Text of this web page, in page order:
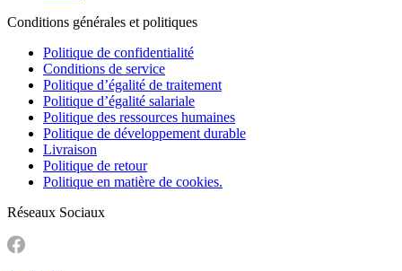
Conditions générales et politiques
Politique de confidentialité
Conditions de service
Politique d’égalité de traitement
Politique d’égalité salariale
Politique des ressources humaines
Politique de développement durable
Livraison
Politique de retour
Politique en matière de cookies.
Réseaux Sociaux